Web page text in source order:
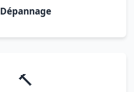
Dépannage
🔨